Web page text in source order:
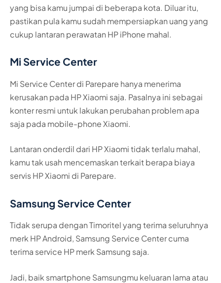
yang bisa kamu jumpai di beberapa kota. Diluar itu,
pastikan pula kamu sudah mempersiapkan uang yang
cukup lantaran perawatan HP iPhone mahal.
Mi Service Center
Mi Service Center di Parepare hanya menerima
kerusakan pada HP Xiaomi saja. Pasalnya ini sebagai
konter resmi untuk lakukan perubahan problem apa
saja pada mobile-phone Xiaomi.
Lantaran onderdil dari HP Xiaomi tidak terlalu mahal,
kamu tak usah mencemaskan terkait berapa biaya
servis HP Xiaomi di Parepare.
Samsung Service Center
Tidak serupa dengan Timoritel yang terima seluruhnya
merk HP Android, Samsung Service Center cuma
terima service HP merk Samsung saja.
Jadi, baik smartphone Samsungmu keluaran lama atau